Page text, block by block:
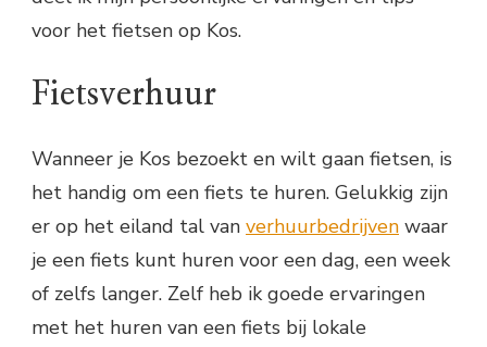
voor het fietsen op Kos.
Fietsverhuur
Wanneer je Kos bezoekt en wilt gaan fietsen, is
het handig om een fiets te huren. Gelukkig zijn
er op het eiland tal van verhuurbedrijven waar
je een fiets kunt huren voor een dag, een week
of zelfs langer. Zelf heb ik goede ervaringen
met het huren van een fiets bij lokale